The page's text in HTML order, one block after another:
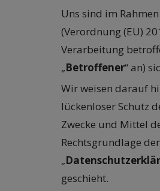
Uns sind im
(Verordnung (EU)
Verarbeitung
„Betroffener“ an)
Wir weisen darauf
lückenloser Schutz
Zwecke und Mittel
Rechtsgrundlage
„
geschieht.